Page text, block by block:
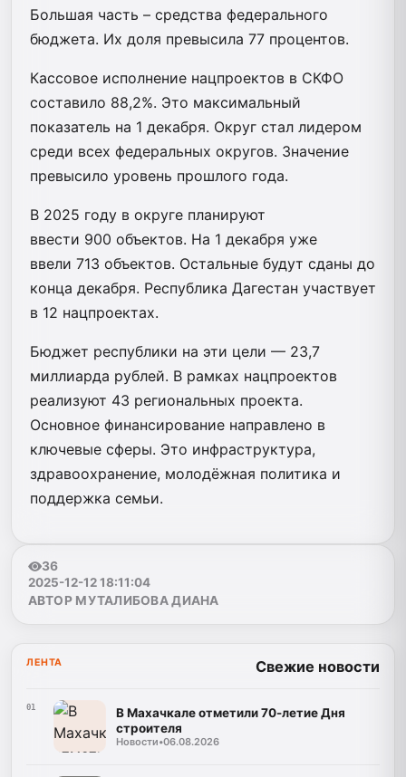
Большая часть – средства федерального
бюджета. Их доля превысила 77 процентов.
Кассовое исполнение нацпроектов в СКФО
составило 88,2%. Это максимальный
показатель на 1 декабря. Округ стал лидером
среди всех федеральных округов. Значение
превысило уровень прошлого года.
В 2025 году в округе планируют
ввести 900 объектов. На 1 декабря уже
ввели 713 объектов. Остальные будут сданы до
конца декабря. Республика Дагестан участвует
в 12 нацпроектах.
Бюджет республики на эти цели — 23,7
миллиарда рублей. В рамках нацпроектов
реализуют 43 региональных проекта.
Основное финансирование направлено в
ключевые сферы. Это инфраструктура,
здравоохранение, молодёжная политика и
поддержка семьи.
36
2025-12-12 18:11:04
АВТОР МУТАЛИБОВА ДИАНА
ЛЕНТА Свежие новости
01
В Махачкале отметили 70-летие Дня
строителя
Новости•06.08.2026